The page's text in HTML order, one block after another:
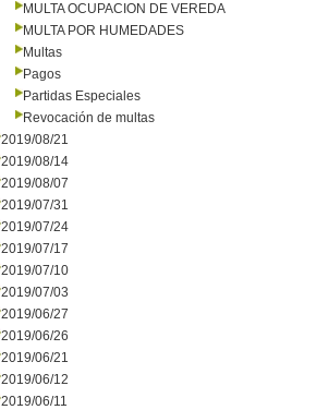
MULTA OCUPACION DE VEREDA
MULTA POR HUMEDADES
Multas
Pagos
Partidas Especiales
Revocación de multas
2019/08/21
2019/08/14
2019/08/07
2019/07/31
2019/07/24
2019/07/17
2019/07/10
2019/07/03
2019/06/27
2019/06/26
2019/06/21
2019/06/12
2019/06/11